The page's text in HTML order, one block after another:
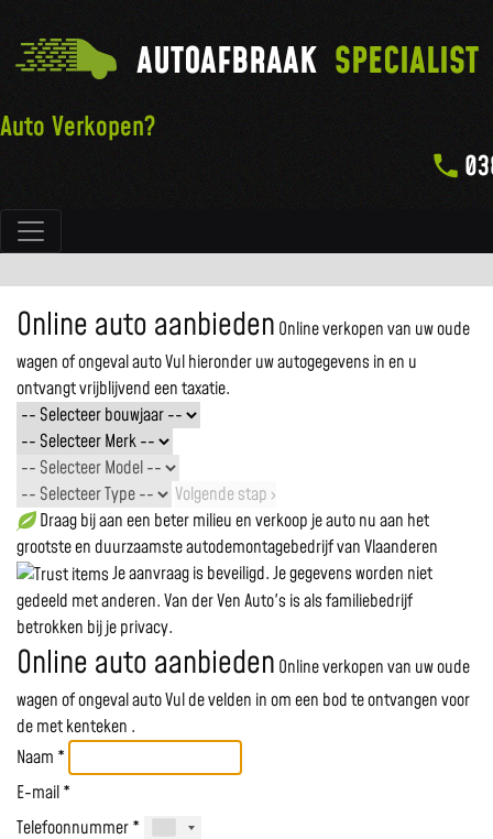
Hoofdnavigatie
AUTOAFBRAAK SPECIALIST
Auto Verkopen?
Online auto aanbieden Online verkopen van uw oude
wagen of ongeval autoVul hieronder uw autogegevens in en u
ontvangt vrijblijvend een taxatie.
Volgende stap ›
Draag bij aan een beter milieu en verkoop je auto nu aan het
grootste en duurzaamste autodemontagebedrijf van Vlaanderen
Je aanvraag is beveiligd. Je gegevens worden niet
gedeeld met anderen. Van der Ven Auto's is als familiebedrijf
betrokken bij je privacy.
Online auto aanbieden Online verkopen van uw oude
wagen of ongeval autoVul de velden in om een bod te ontvangen voor
demet kenteken .
Naam *
E-mail *
Telefoonnummer *